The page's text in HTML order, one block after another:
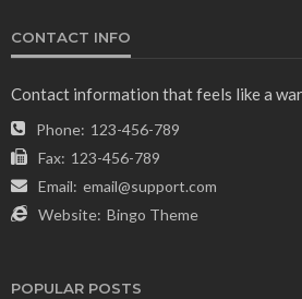
CONTACT INFO
Contact information that feels like a
Phone: 123-456-789
Fax: 123-456-789
Email: email@support.com
Website: Bingo Theme
POPULAR POSTS